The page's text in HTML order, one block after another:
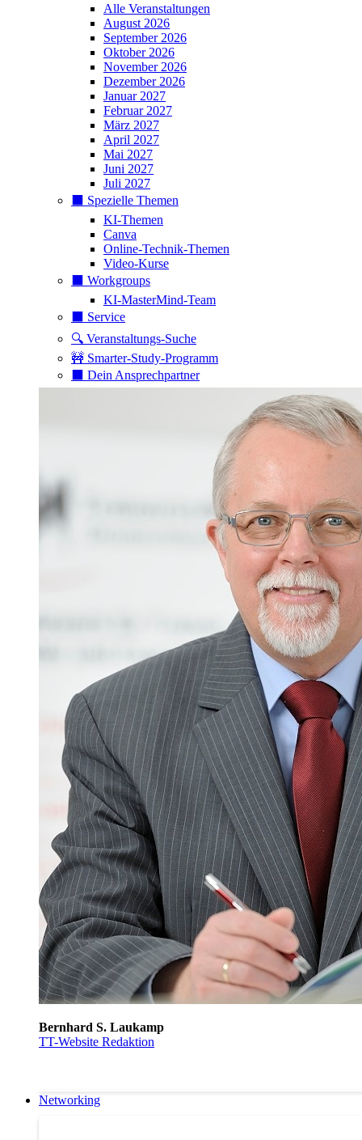
Alle Veranstaltungen
August 2026
September 2026
Oktober 2026
November 2026
Dezember 2026
Januar 2027
Februar 2027
März 2027
April 2027
Mai 2027
Juni 2027
Juli 2027
⬛️ Spezielle Themen
KI-Themen
Canva
Online-Technik-Themen
Video-Kurse
⬛️ Workgroups
KI-MasterMind-Team
⬛️ Service
🔍 Veranstaltungs-Suche
🚧 Smarter-Study-Programm
⬛️ Dein Ansprechpartner
Bernhard S. Laukamp
TT-Website Redaktion
Networking